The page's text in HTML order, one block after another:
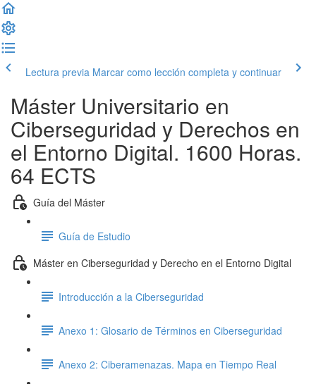
Lectura previa Marcar como lección completa y continuar
Máster Universitario en
Ciberseguridad y Derechos en
el Entorno Digital. 1600 Horas.
64 ECTS
Guía del Máster
Guía de Estudio
Máster en Ciberseguridad y Derecho en el Entorno Digital
Introducción a la Ciberseguridad
Anexo 1: Glosario de Términos en Ciberseguridad
Anexo 2: Ciberamenazas. Mapa en Tiempo Real